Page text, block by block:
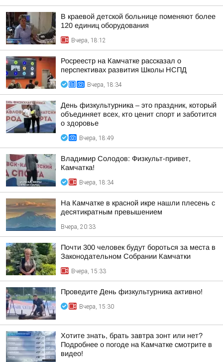
В краевой детской больнице поменяют более
120 единиц оборудования
Вчера, 18:12
Росреестр на Камчатке рассказал о
перспективах развития Школы НСПД
Вчера, 18:34
День физкультурника – это праздник, который
объединяет всех, кто ценит спорт и заботится
о здоровье
Вчера, 18:49
Владимир Солодов: Физкульт-привет,
Камчатка!
Вчера, 18:34
На Камчатке в красной икре нашли плесень с
десятикратным превышением
Вчера, 20:33
Почти 300 человек будут бороться за места в
Законодательном Собрании Камчатки
Вчера, 15:33
Проведите День физкультурника активно!
Вчера, 15:30
Хотите знать, брать завтра зонт или нет?
Подробнее о погоде на Камчатке смотрите в
видео!